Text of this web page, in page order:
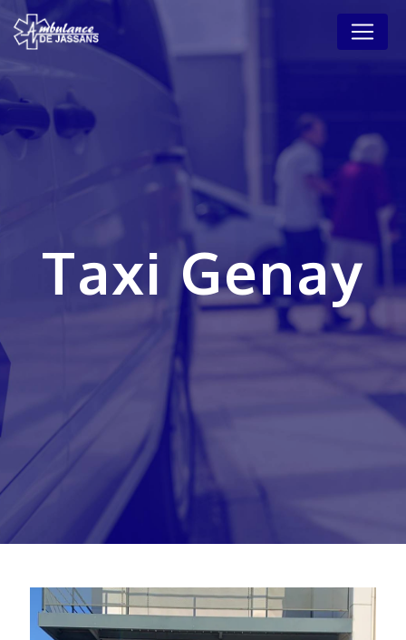
Taxi Genay
Panneau de gestion des cookies